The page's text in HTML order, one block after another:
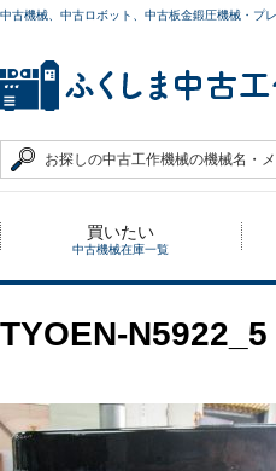
中古機械、中古ロボット、中古板金鍛圧機械・プ
買いたい
中古機械在庫一覧
TYOEN-N5922_5